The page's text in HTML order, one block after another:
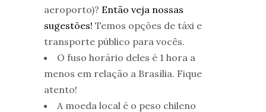
aeroporto)? Então veja nossas
sugestões! Temos opções de táxi e
transporte público para vocês.
O fuso horário deles é 1 hora a
menos em relação a Brasília. Fique
atento!
A moeda local é o peso chileno